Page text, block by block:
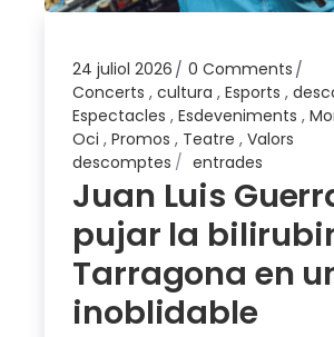
24 juliol 2026
0 Comments
Concerts ,cultura ,Esports ,
Espectacles ,Esdeveniments ,
Oci ,Promos , Teatre ,Valors
descomptes
entrades
Juan Luis
pujar la
Tarragona en
inoblidable